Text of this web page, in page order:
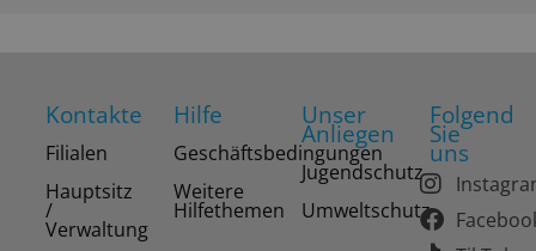
Kontakte
Filialen
Hauptsitz
/
Verwaltung
Hilfe
Geschäftsbedingungen
Weitere
Hilfethemen
Unser
Anliegen
Jugendschutz
Umweltschutz
Folgend
Sie
uns